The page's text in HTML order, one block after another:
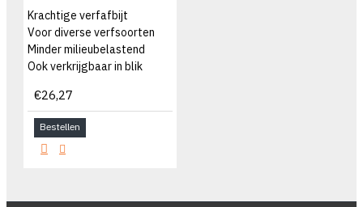
Krachtige verfafbijt
Voor diverse verfsoorten
Minder milieubelastend
Ook verkrijgbaar in blik
€26,27
Bestellen